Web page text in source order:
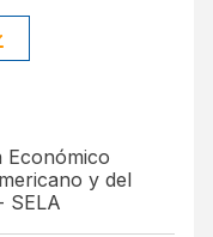
Económico
y del
SELA